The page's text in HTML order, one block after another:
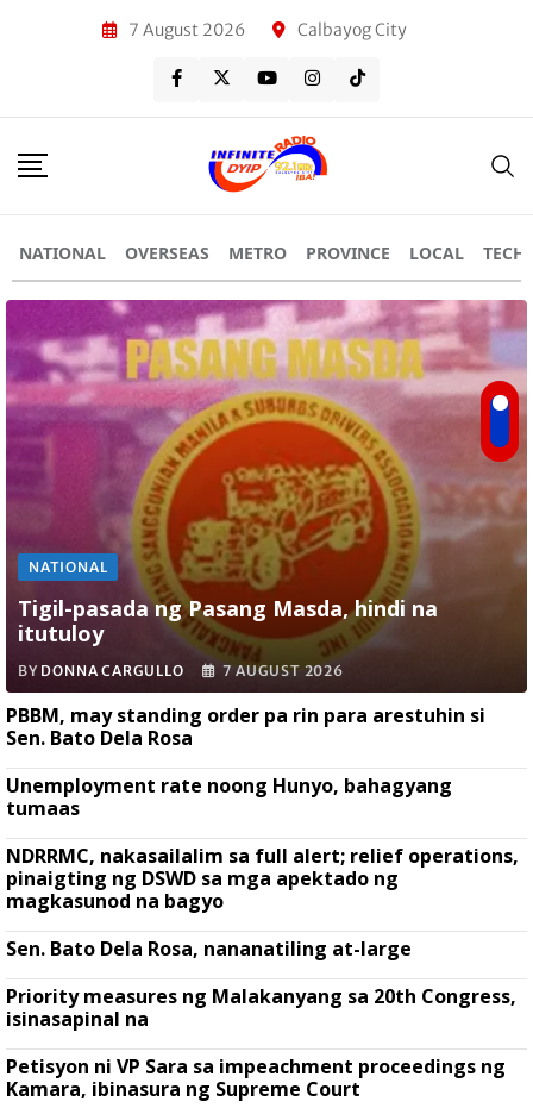
7 August 2026 Calbayog City
NATIONAL OVERSEAS METRO PROVINCE LOCAL TECH
NATIONAL
Tigil-pasada ng Pasang Masda, hindi na
itutuloy
BY DONNA CARGULLO 7 AUGUST 2026
PBBM, may standing order pa rin para arestuhin si
Sen. Bato Dela Rosa
Unemployment rate noong Hunyo, bahagyang
tumaas
NDRRMC, nakasailalim sa full alert; relief operations,
pinaigting ng DSWD sa mga apektado ng
magkasunod na bagyo
Sen. Bato Dela Rosa, nananatiling at-large
Priority measures ng Malakanyang sa 20th Congress,
isinasapinal na
Petisyon ni VP Sara sa impeachment proceedings ng
Kamara, ibinasura ng Supreme Court